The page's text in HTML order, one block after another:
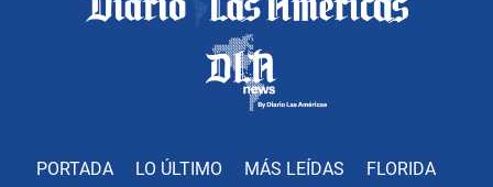
PORTADA LO ÚLTIMO MÁS LEÍDAS FLORIDA